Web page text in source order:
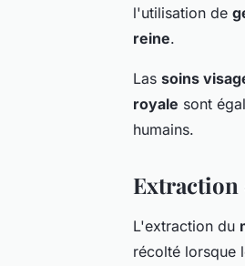
l'utilisation de
reine.
Las soins
royale sont
humains.
Extraction
L'extraction du
récolté lorsque